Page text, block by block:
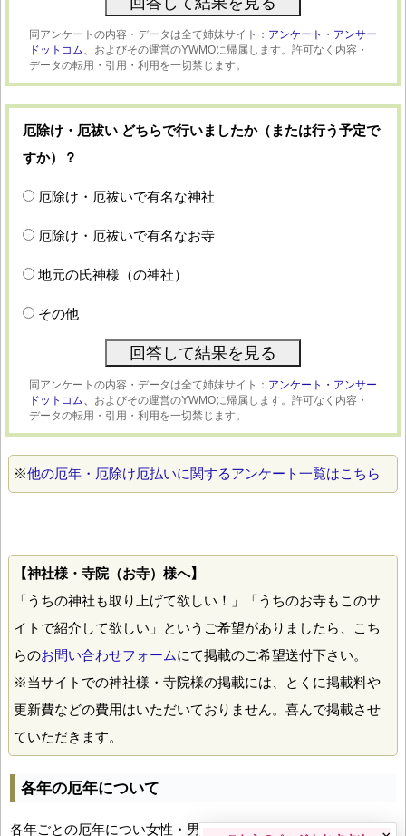
同アンケートの内容・データは全て姉妹サイト： アンケート・アンサー
ドットコム、 およびその運営のYWMOに帰属します。許可なく内容・
データの転用・引用・利用を一切禁じます。
厄除け・厄祓い どちらで行いましたか（または行う予定で
すか）？
厄除け・厄祓いで有名な神社
厄除け・厄祓いで有名なお寺
地元の氏神様（の神社）
その他
同アンケートの内容・データは全て姉妹サイト： アンケート・アンサー
ドットコム、 およびその運営のYWMOに帰属します。許可なく内容・
データの転用・引用・利用を一切禁じます。
※他の厄年・厄除け厄払いに関するアンケート一覧はこちら
【神社様・寺院（お寺）様へ】
「うちの神社も取り上げて欲しい！」「うちのお寺もこのサ
イトで紹介して欲しい」というご希望がありましたら、こち
らのお問い合わせフォームにて掲載のご希望送付下さい。
※当サイトでの神社様・寺院様の掲載には、とくに掲載料や
更新費などの費用はいただいておりません。喜んで掲載させ
ていただきます。
各年の厄年について
各年ごとの厄年につい女性・男性の年齢早見表とともにお伝え